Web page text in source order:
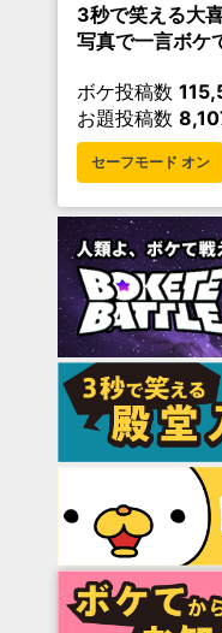
3秒で笑える大
写真で一言ボ
ボケ投稿数
お題投稿数
セーフモード オン